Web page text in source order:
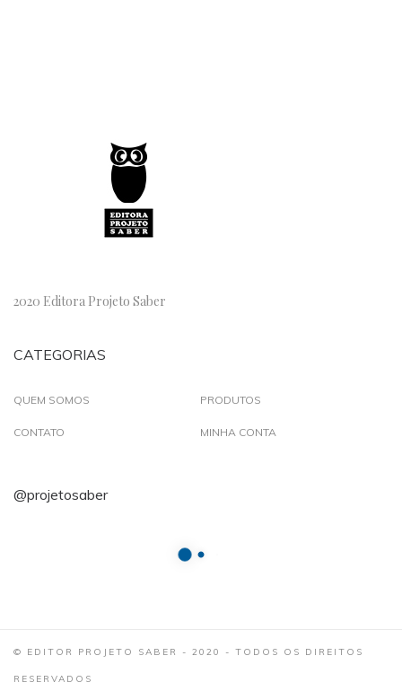
2020 Editora Projeto Saber
CATEGORIAS
QUEM SOMOS PRODUTOS
CONTATO MINHA CONTA
@projetosaber
© EDITOR PROJETO SABER - 2020 - TODOS OS DIREITOS
RESERVADOS